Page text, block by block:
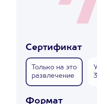
Сертификат
Только на это
развлечение
Формат